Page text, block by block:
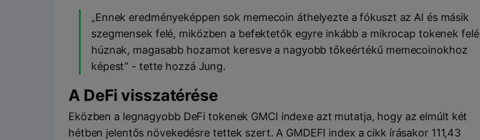
„Ennek eredményeképpen sok memecoin áthelyezte a fókuszt az AI és másik
szegmensek felé, miközben a befektetők egyre inkább a mikrocap tokenek felé
húznak, magasabb hozamot keresve a nagyobb tőkeértékű memecoinokhoz
képest” - tette hozzá Jung.
A DeFi visszatérése
Eközben a legnagyobb DeFi tokenek GMCI indexe azt mutatja, hogy az elmúlt két
hétben jelentős növekedésre tettek szert. A GMDEFI index a cikk írásakor 111,43